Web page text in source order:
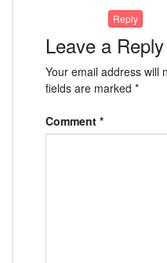
Reply
Leave a Reply
Your email address will
fields are marked *
Comment *